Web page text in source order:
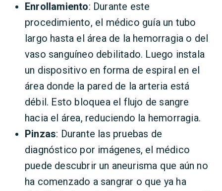
Enrollamiento: Durante este
procedimiento, el médico guía un tubo
largo hasta el área de la hemorragia o del
vaso sanguíneo debilitado. Luego instala
un dispositivo en forma de espiral en el
área donde la pared de la arteria está
débil. Esto bloquea el flujo de sangre
hacia el área, reduciendo la hemorragia.
Pinzas: Durante las pruebas de
diagnóstico por imágenes, el médico
puede descubrir un aneurisma que aún no
ha comenzado a sangrar o que ya ha